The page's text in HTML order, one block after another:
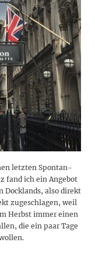
letzten Spontan-
fand ich ein Angebot
Docklands, also direkt
zugeschlagen, weil
Herbst immer einen
die ein paar Tage